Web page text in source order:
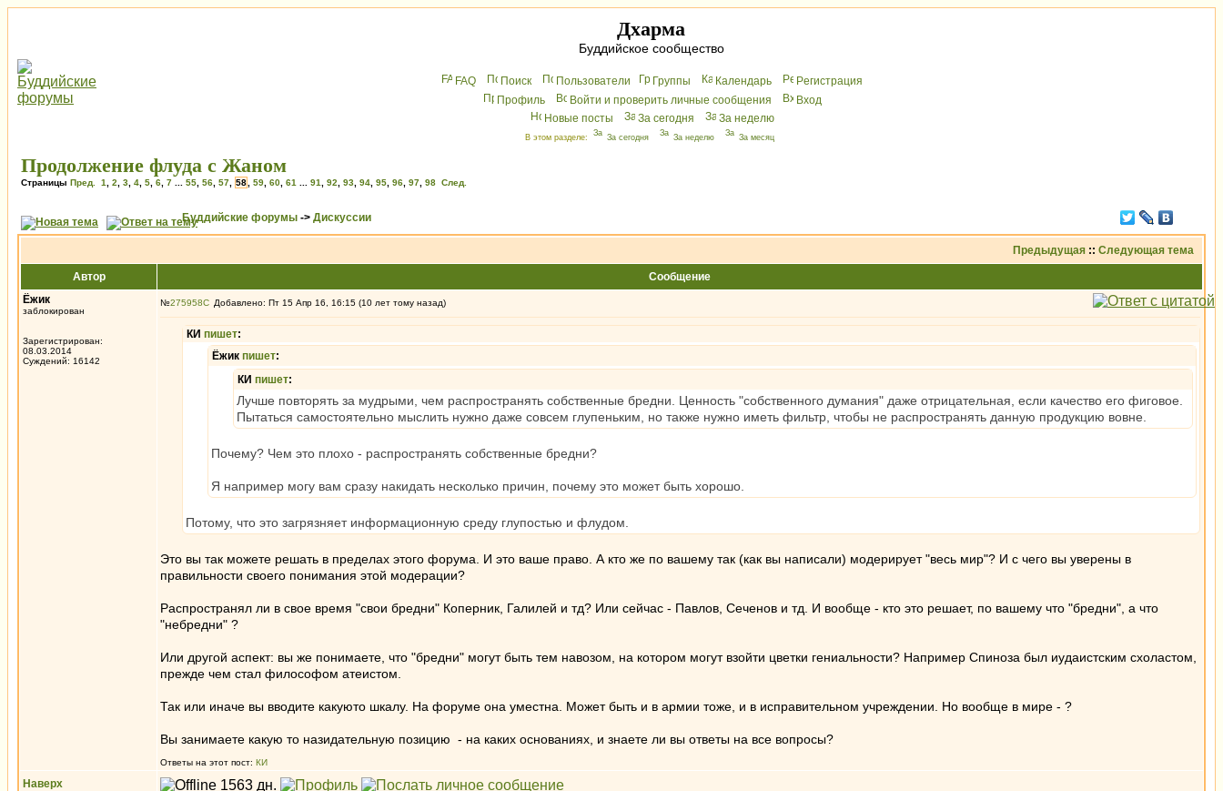
Дхарма
Буддийское сообщество
FAQ Поиск Пользователи Группы Календарь
Peгиcтрaция
Профиль
Войти и проверить личные сообщения
Вхoд
Новые посты
За сегодня За неделю
В этом разделе: За сегодня За неделю За месяц
Продолжение флуда с Жаном
Страницы Пред. 1 2 3 4 5 6 7 55 56 57 58 59 60 61 91 92 93 94 95 96 97 98 След.
Буддийские форумы -> Дискуссии
Предыдущая :: Следующая тема
Автор
Сообщение
Ёжик
заблокирован
Зарегистрирован:
08.03.2014
Суждений: 16142
№275958 Добавлено: Пт 15 Апр 16, 16:15 (10 лет тому назад)
КИ пишет:
Ёжик пишет:
КИ пишет:
Лучше повторять за мудрыми, чем распространять собственные бредни. Ценность "собственного думания" даже отрицательная, если качество его фиговое.
Пытаться самостоятельно мыслить нужно даже совсем глупеньким, но также нужно иметь фильтр, чтобы не распространять данную продукцию вовне.
Почему? Чем это плохо - распространять собственные бредни?
Я например могу вам сразу накидать несколько причин, почему это может быть хорошо.
Потому, что это загрязняет информационную среду глупостью и флудом.
Это вы так можете решать в пределах этого форума. И это ваше право. А кто же по вашему так (как вы написали) модерирует "весь мир"? И с чего вы уверены в
правильности своего понимания этой модерации?
Распространял ли в свое время "свои бредни" Коперник, Галилей и тд? Или сейчас - Павлов, Сеченов и тд. И вообще - кто это решает, по вашему что "бредни", а что
"небредни" ?
Или другой аспект: вы же понимаете, что "бредни" могут быть тем навозом, на котором могут взойти цветки гениальности? Например Спиноза был иудаистским схоластом,
прежде чем стал философом атеистом.
Так или иначе вы вводите какуюто шкалу. На форуме она уместна. Может быть и в армии тоже, и в исправительном учреждении. Но вообще в мире - ?
Вы занимаете какую то назидательную позицию - на каких основаниях, и знаете ли вы ответы на все вопросы?
Ответы на этот пост: КИ
Наверх